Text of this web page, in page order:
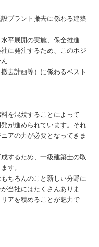
プラント撤去に係わる建築
平展開の実施、保全推進
に発注するため、このポジ
去計画等）に係わるベスト
を混焼することによって
が進められています。それ
アの力が必要となってきま
するため、一級建築士の取
す。
ちろんのこと新しい分野に
当社にはたくさんありま
アを積めることが魅力で